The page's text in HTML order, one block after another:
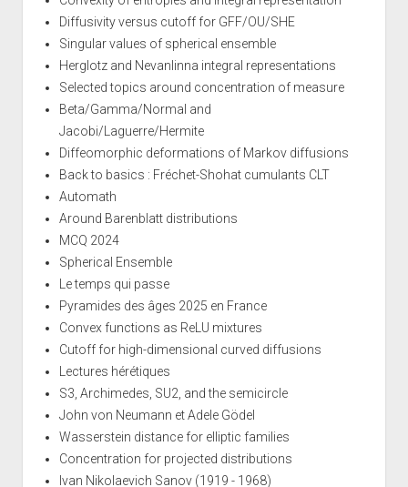
Diffusivity versus cutoff for GFF/OU/SHE
Singular values of spherical ensemble
Herglotz and Nevanlinna integral representations
Selected topics around concentration of measure
Beta/Gamma/Normal and
Jacobi/Laguerre/Hermite
Diffeomorphic deformations of Markov diffusions
Back to basics : Fréchet-Shohat cumulants CLT
Automath
Around Barenblatt distributions
MCQ 2024
Spherical Ensemble
Le temps qui passe
Pyramides des âges 2025 en France
Convex functions as ReLU mixtures
Cutoff for high-dimensional curved diffusions
Lectures hérétiques
S3, Archimedes, SU2, and the semicircle
John von Neumann et Adele Gödel
Wasserstein distance for elliptic families
Concentration for projected distributions
Ivan Nikolaevich Sanov (1919 - 1968)